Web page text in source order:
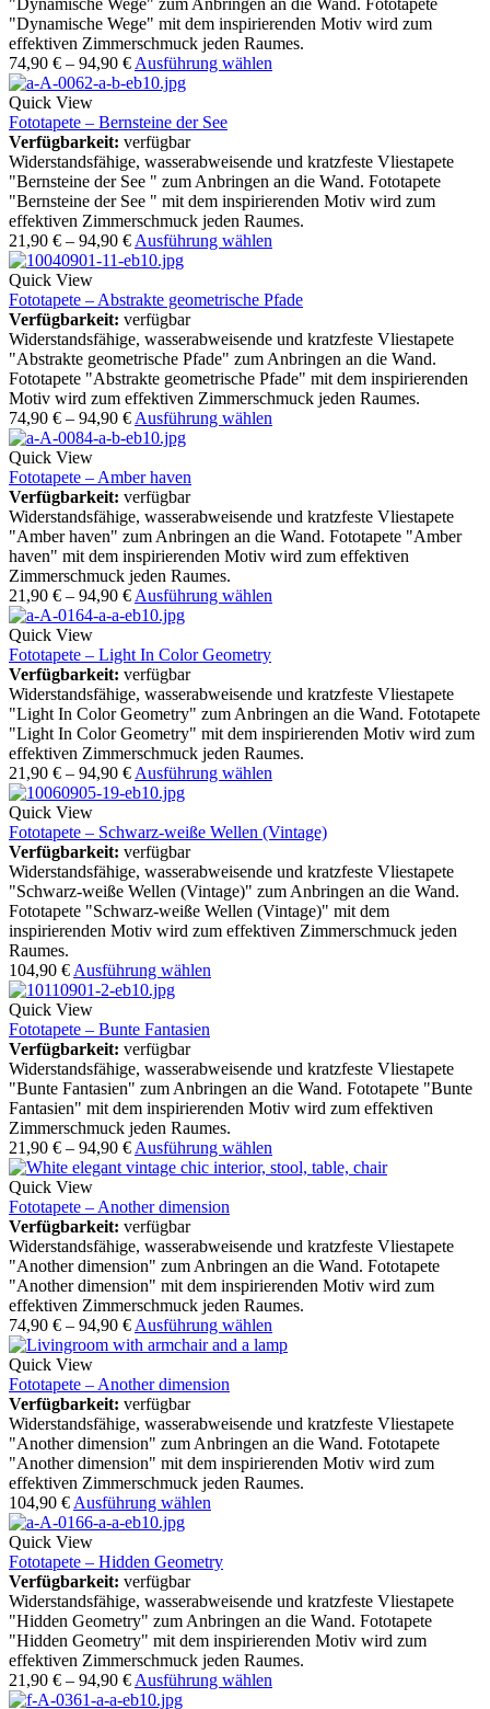
"Dynamische Wege" zum Anbringen an die Wand. Fototapete
"Dynamische Wege" mit dem inspirierenden Motiv wird zum
effektiven Zimmerschmuck jeden Raumes.
74,90 € – 94,90 € Ausführung wählen
Quick View
Fototapete – Bernsteine der See
Verfügbarkeit: verfügbar
Widerstandsfähige, wasserabweisende und kratzfeste Vliestapete
"Bernsteine der See " zum Anbringen an die Wand. Fototapete
"Bernsteine der See " mit dem inspirierenden Motiv wird zum
effektiven Zimmerschmuck jeden Raumes.
21,90 € – 94,90 € Ausführung wählen
Quick View
Fototapete – Abstrakte geometrische Pfade
Verfügbarkeit: verfügbar
Widerstandsfähige, wasserabweisende und kratzfeste Vliestapete
"Abstrakte geometrische Pfade" zum Anbringen an die Wand.
Fototapete "Abstrakte geometrische Pfade" mit dem inspirierenden
Motiv wird zum effektiven Zimmerschmuck jeden Raumes.
74,90 € – 94,90 € Ausführung wählen
Quick View
Fototapete – Amber haven
Verfügbarkeit: verfügbar
Widerstandsfähige, wasserabweisende und kratzfeste Vliestapete
"Amber haven" zum Anbringen an die Wand. Fototapete "Amber
haven" mit dem inspirierenden Motiv wird zum effektiven
Zimmerschmuck jeden Raumes.
21,90 € – 94,90 € Ausführung wählen
Quick View
Fototapete – Light In Color Geometry
Verfügbarkeit: verfügbar
Widerstandsfähige, wasserabweisende und kratzfeste Vliestapete
"Light In Color Geometry" zum Anbringen an die Wand. Fototapete
"Light In Color Geometry" mit dem inspirierenden Motiv wird zum
effektiven Zimmerschmuck jeden Raumes.
21,90 € – 94,90 € Ausführung wählen
Quick View
Fototapete – Schwarz-weiße Wellen (Vintage)
Verfügbarkeit: verfügbar
Widerstandsfähige, wasserabweisende und kratzfeste Vliestapete
"Schwarz-weiße Wellen (Vintage)" zum Anbringen an die Wand.
Fototapete "Schwarz-weiße Wellen (Vintage)" mit dem
inspirierenden Motiv wird zum effektiven Zimmerschmuck jeden
Raumes.
104,90 € Ausführung wählen
Quick View
Fototapete – Bunte Fantasien
Verfügbarkeit: verfügbar
Widerstandsfähige, wasserabweisende und kratzfeste Vliestapete
"Bunte Fantasien" zum Anbringen an die Wand. Fototapete "Bunte
Fantasien" mit dem inspirierenden Motiv wird zum effektiven
Zimmerschmuck jeden Raumes.
21,90 € – 94,90 € Ausführung wählen
Quick View
Fototapete – Another dimension
Verfügbarkeit: verfügbar
Widerstandsfähige, wasserabweisende und kratzfeste Vliestapete
"Another dimension" zum Anbringen an die Wand. Fototapete
"Another dimension" mit dem inspirierenden Motiv wird zum
effektiven Zimmerschmuck jeden Raumes.
74,90 € – 94,90 € Ausführung wählen
Quick View
Fototapete – Another dimension
Verfügbarkeit: verfügbar
Widerstandsfähige, wasserabweisende und kratzfeste Vliestapete
"Another dimension" zum Anbringen an die Wand. Fototapete
"Another dimension" mit dem inspirierenden Motiv wird zum
effektiven Zimmerschmuck jeden Raumes.
104,90 € Ausführung wählen
Quick View
Fototapete – Hidden Geometry
Verfügbarkeit: verfügbar
Widerstandsfähige, wasserabweisende und kratzfeste Vliestapete
"Hidden Geometry" zum Anbringen an die Wand. Fototapete
"Hidden Geometry" mit dem inspirierenden Motiv wird zum
effektiven Zimmerschmuck jeden Raumes.
21,90 € – 94,90 € Ausführung wählen